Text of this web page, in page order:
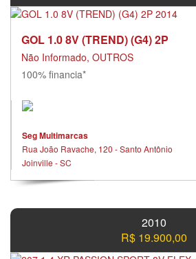
GOL 1.0 8V (TREND) (G4) 2P
Não Informado, OUTROS
100% financia*
Seg Multimarcas
Rua João Ravache, 120 - Santo Antônio
Joinville - SC
2010
R$ 19.900,00